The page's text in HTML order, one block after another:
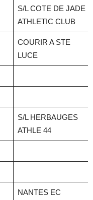
S/L COTE DE JADE
ATHLETIC CLUB
COURIR A STE
LUCE
S/L HERBAUGES
ATHLE 44
NANTES EC